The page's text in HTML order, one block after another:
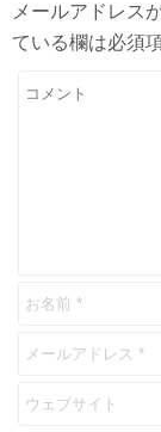
メールアドレス
ている欄は必須